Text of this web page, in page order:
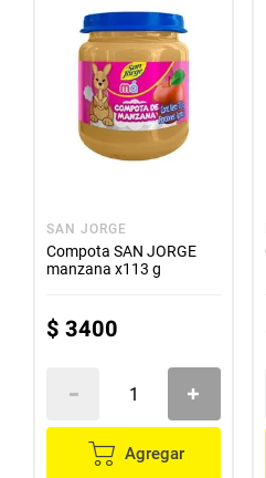
SAN JORGE
Compota SAN JORGE
manzana x113 g
$ 3400
Agregar